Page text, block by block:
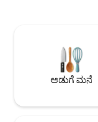
ಗಳು (ಲಿವಿಂಗ್ ರೂಮ್/
ನಾವು ಟವೆಲ್‌ಗಳು/
ಹೊಂದಿದ್ದೇವೆ. ನಾವು
ಬಾರಿಯ ಶುಲ್ಕದೊಂದಿಗೆ
ಅಡುಗೆ ಮನೆ